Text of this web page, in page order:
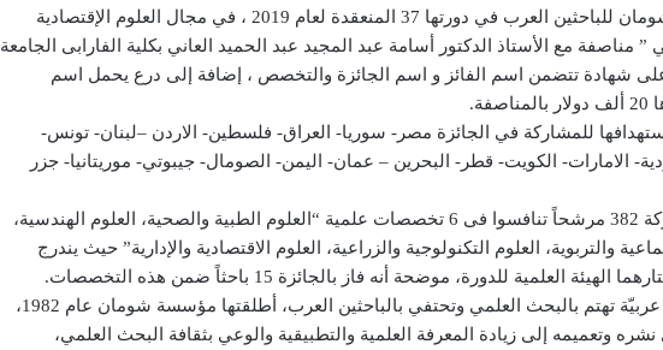
بالقاهرة ، بجائزة مؤسسة عبد الحميد شومان للباحثين العرب في دورتها 37 المنعقدة لعام 2019 ، في مجال العلوم الإقتصادية
” مناصفة مع الأستاذ الدكتور أسامة عبد المجيد عبد الحميد العاني بكلية الفارابى الجامعة
شهادة تتضمن اسم الفائز و اسم الجائزة والتخصص ، إضافة إلى درع يحمل اسم
للمشاركة في الجائزة مصر- سوريا- العراق- فلسطين- الاردن –لبنان- تونس-
الامارات- الكويت- قطر- البحرين – عمان- اليمن- الصومال- جيبوتي- موريتانيا- جزر
ونوهت إلى أن هذه الدورة شهدت مشاركة 382 مرشحاً تنافسوا فى 6 تخصصات علمية “العلوم الطبية والصحية، العلوم الهندسية،
والتربوية، العلوم التكنولوجية والزراعية، العلوم الاقتصادية والإدارية” حيث يندرج
للدورة، موضحة أنه فاز بالجائزة 15 باحثاً ضمن هذه التخصصات.
وأضافت بأن هذه الجائزة تعد أوّل جائزة عربيّة تهتم بالبحث العلمي وتحتفي بالباحثين العرب، أطلقتها مؤسسة شومان عام 1982،
نشره وتعميمه إلى زيادة المعرفة العلمية والتطبيقية والوعي بثقافة البحث العلمي،